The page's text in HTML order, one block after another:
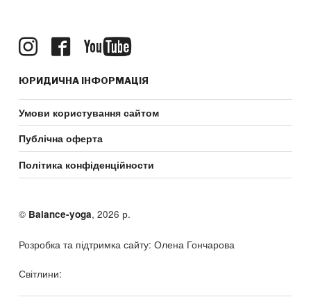
ЮРИДИЧНА ІНФОРМАЦІЯ
Умови користування сайтом
Публічна оферта
Політика конфіденційности
© Balance-yoga, 2026 р.
Розробка та підтримка сайту: Олена Гончарова
Світлини: